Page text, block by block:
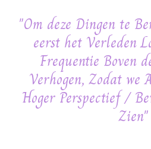
"Om deze Dingen te
eerst het Verleden
Frequentie Boven
Verhogen, Zodat we
Hoger Perspectief /
Zien"